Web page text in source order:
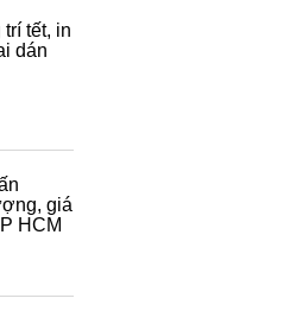
trí tết, in
dán
giá
HCM